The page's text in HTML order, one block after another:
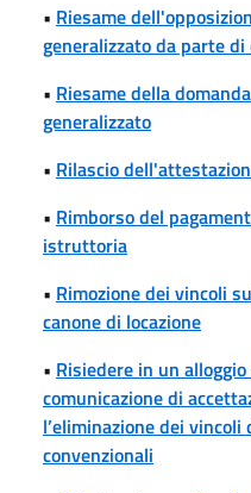
• Riesame
generalizzato da parte
• Riesame della
generalizzato
• Rilascio
• Rimborso del
istruttoria
• Rimozione dei vincoli
canone di locazione
• Risiedere in un
comunicazione di
l’eliminazione dei
convenzionali